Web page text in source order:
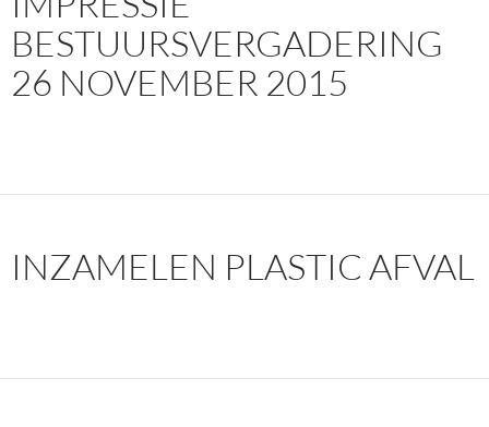
BESTUURSVERGADERING
26 NOVEMBER 2015
INZAMELEN PLASTIC AFVAL